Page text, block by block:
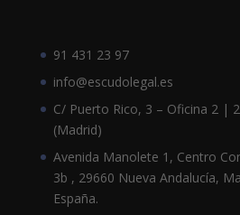
91 431 23 97
info@escudolegal.es
C/ Puerto Rico, 3 – Oficina 2 |
(Madrid)
Avenida Manolete 1, Centro
3b , 29660 Nueva Andalucía,
España.